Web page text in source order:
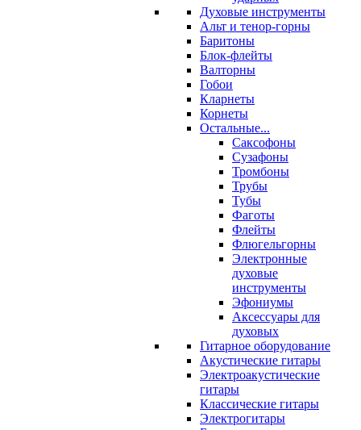
Духовые инструменты
Альт и тенор-горны
Баритоны
Блок-флейты
Валторны
Гобои
Кларнеты
Корнеты
Остальные...
Саксофоны
Сузафоны
Тромбоны
Трубы
Тубы
Фаготы
Флейты
Флюгельгорны
Электронные
духовые
инструменты
Эфониумы
Аксессуары для
духовых
Гитарное оборудование
Акустические гитары
Электроакустические
гитары
Классические гитары
Электрогитары